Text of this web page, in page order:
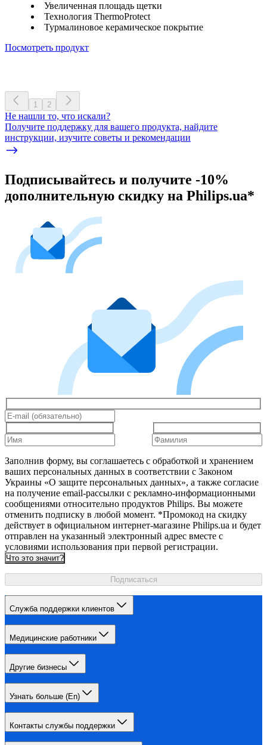
Увеличенная площадь щетки
Технология ThermoProtect
Турмалиновое керамическое покрытие
Посмотреть продукт
1 2
Не нашли то, что искали?
Получите поддержку для вашего продукта, найдите
инструкции, изучите советы и рекомендации
Подписывайтесь и получите -10%
дополнительную скидку на Philips.ua*
Заполнив форму, вы соглашаетесь с обработкой и хранением
ваших персональных данных в соответствии с Законом
Украины «О защите персональных данных», а также согласие
на получение email-рассылки с рекламно-информационными
сообщениями относительно продуктов Philips. Вы можете
отменить подписку в любой момент. *Промокод на скидку
действует в официальном интернет-магазине Philips.ua и будет
отправлен на указанный электронный адрес вместе с
условиями использования при первой регистрации.
Что это значит?
Подписаться
Служба поддержки клиентов
Медицинские работники
Другие бизнесы
Узнать больше (En)
Контакты службы поддержки